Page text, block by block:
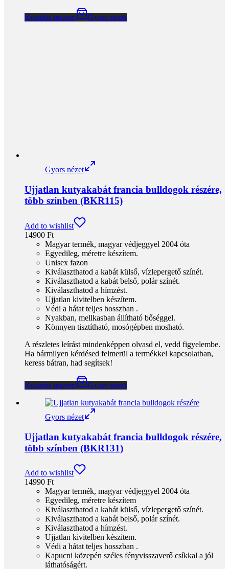
Kosárba teszem Gyors nézet
Kiválaszthatod a kabát belső, polár színét.
Kiválaszthatod a hímzést.
Védi a hátat teljes hosszban .
Nyakban, mellkasban állítható bőséggel.
Könnyen tisztítható, mosógépben mosható.
A részletes leírást mindenképpen olvasd el, vedd figyelembe.
Ha bármilyen kérdésed felmerül a termékkel kapcsolatban,
keress bátran, had segítsek!
Kosárba teszem
Gyors nézet
Ujjatlan kutyakabát francia bulldogok részére,
több színben (BKR131)
Add to wishlist
14990Ft
Egyedileg, méretre készítem
Kiválaszthatod a kabát külső, vízlepergető színét.
Kiválaszthatod a kabát belső, polár színét.
Kiválaszthatod a hímzést.
Ujjatlan kivitelben készítem.
Kapucni közepén széles fényvisszaverő csíkkal a jól
láthatóságért.
Nyakban, mellkasban állítható bőséggel.
Háta részén különböző hímzéssel.
Könnyen tisztítható, mosógépben mosható.
A részletes leírást mindenképpen olvasd el, vedd figyelembe.
Ha bármilyen kérdésed felmerül a termékkel kapcsolatban,
keress bátran, had segítsek!
Kosárba teszem Gyors nézet
Bulldog kutyaülések autóba